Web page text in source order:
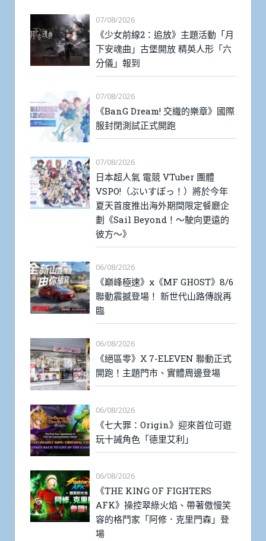
07/08/2026
《少女前線2：追放》主題活動「月
下安魂曲」古堡開放 精英人形「六
分儀」報到
07/08/2026
《BanG Dream! 交織的樂章》國際
服封閉測試正式開跑
07/08/2026
日本超人氣 電競 VTuber 團體
VSPO!（ぶいすぽっ！）將於今年
夏天首度推出海外期間限定餐廳企
劃《Sail Beyond！～駛向更遠的
彼方～》
06/08/2026
《巔峰極速》x《MF GHOST》8/6
聯動震撼登場！ 新世代山路傳說再
臨
06/08/2026
《絕區零》X 7-ELEVEN 聯動正式
開跑！主題門市、實體周邊登場
06/08/2026
《七大罪：Origin》迎來首位可遊
玩十誡角色「德里艾利」
06/08/2026
《THE KING OF FIGHTERS
AFK》操控翠綠火焰、帶著傲慢笑
容的格鬥家「阿修．克里門森」登
場